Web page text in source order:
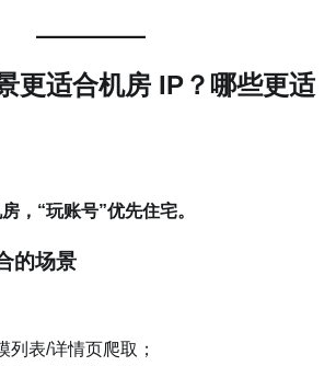
更适合机房 IP？哪些更适
，“玩账号”优先住宅。
的场景
列表/详情页爬取；